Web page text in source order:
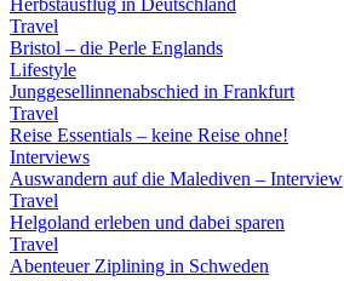
Herbstausflug in Deutschland
Travel
Bristol – die Perle Englands
Lifestyle
Junggesellinnenabschied in Frankfurt
Travel
Reise Essentials – keine Reise ohne!
Interviews
Auswandern auf die Malediven – Interview
Travel
Helgoland erleben und dabei sparen
Travel
Abenteuer Ziplining in Schweden